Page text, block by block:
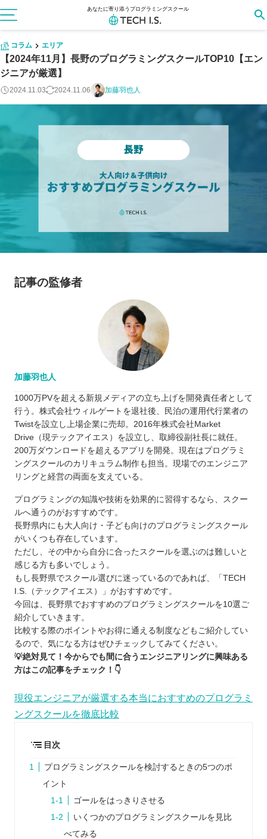
あなたに寄り添うプログラミングスクール
コラム エリア
【2024年11月】長野のプログラミングスクールTOP10【エン
ジニアが厳選】
2024.11.03 2024.11.06 加藤羽也人
記事の監修者
加藤羽也人
1000万PVを超える新規メディアの立ち上げを開発責任者として
行う。株式会社ウィルゲートを退社後、民泊の運用代行業者の
Twistを設立し上場企業に売却。2016年株式会社Market
Drive（現テックアイエス）を設立し、取締役副社長に就任。
200万ダウンロードを超えるアプリを開発。現在はプログラミ
ングスクールのカリキュラム制作も担当。現場でのエンジニア
リングと経営の両面を支えている。
プログラミングの知識や技術を効果的に習得するなら、スクー
ルへ通うのがおすすめです。
長野県内にも大人向け・子ども向けのプログラミングスクール
がいくつも存在しています。
ただし、その中から自分に合ったスクールを選ぶのは難しいと
感じる方も多いでしょう。
もし長野県でスクール選びに迷っているのであれば、「TECH
I.S.（テックアイエス）」がおすすめです。
今回は、長野県でおすすめのプログラミングスクールを10選ご
紹介していきます。
比較する際のポイントやお得に通える制度などもご紹介してい
るので、気になる方はぜひチェックしてみてください。
💡絶対見て！今からでも間に合うエンジニアリングに興味ある
方はこの記事をチェック！👇
現役エンジニアが厳選する本当におすすめのプログラミ
ングスクールを徹底比較
目次
プログラミングスクールを検討するときの5つのポ
イント
ゴールをはっきりさせる
いくつかのプログラミングスクールを見比
べてみる